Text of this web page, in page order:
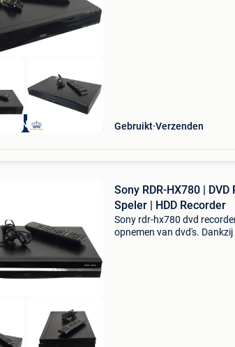
GARANTIE Gebruikt Verzenden
Sony RDR-HX780 | DVD
Speler | HDD Recorder
Sony rdr-hx780 dvd
opnemen van dvd's.